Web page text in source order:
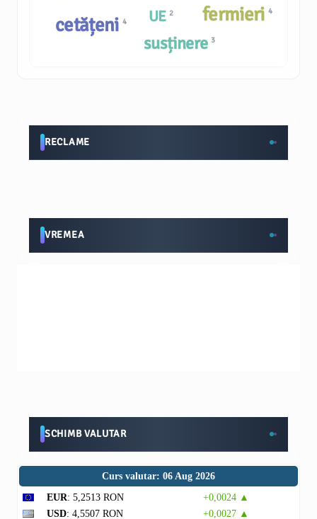
UE 2
susținere 3
fermieri 4
cetățeni 4
RECLAME
VREMEA
SCHIMB VALUTAR
Curs valutar: 06 Aug 2026
EUR: 5,2513 RON
+0,0024 ▲
USD: 4,5507 RON
+0,0027 ▲